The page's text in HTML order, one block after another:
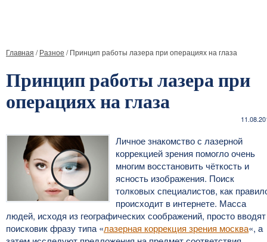
Главная /Разное /Принцип работы лазера при операциях на глаза
Принцип работы лазера при
операциях на глаза
Личное знакомство с лазерной
коррекцией зрения помогло очень
многим восстановить чёткость и
ясность изображения. Поиск
толковых специалистов, как
происходит в интернете. Масса
людей, исходя из географических соображений, просто
поисковик фразу типа «лазерная коррекция зрения москва«, а